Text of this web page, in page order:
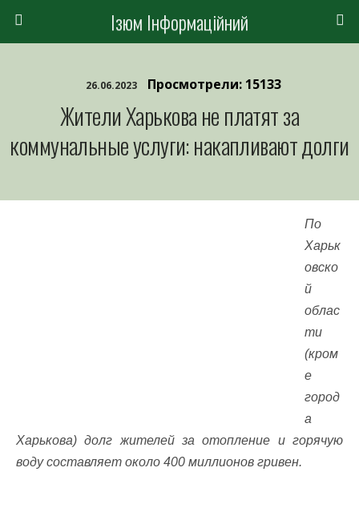
Ізюм Інформаційний
26.06.2023 Просмотрели: 15133
Жители Харькова не платят за
коммунальные услуги: накапливают долги
По
Харьк
овско
й
облас
ти
(кром
е
город
а
Харькова) долг жителей за отопление и горячую
воду составляет около 400 миллионов гривен.